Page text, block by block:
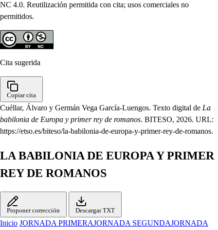
NC 4.0. Reutilización permitida con cita; usos comerciales no
permitidos.
Cita sugerida
Copiar cita
Cuéllar, Álvaro y Germán Vega García-Luengos. Texto digital de La
babilonia de Europa y primer rey de romanos. BITESO, 2026. URL:
https://etso.es/biteso/la-babilonia-de-europa-y-primer-rey-de-romanos.
LA BABILONIA DE EUROPA Y PRIMER
REY DE ROMANOS
Proponer corrección Descargar TXT
Inicio JORNADA PRIMERAJORNADA SEGUNDAJORNADA